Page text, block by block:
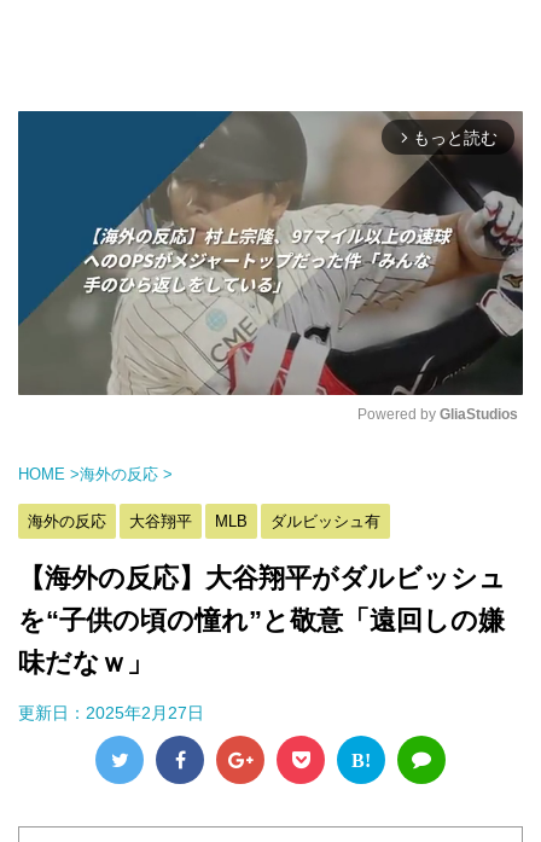
arrow_forward_ios もっと読む
Powered by GliaStudios
HOME >海外の反応 >
海外の反応 大谷翔平 MLB ダルビッシュ有
【海外の反応】大谷翔平がダルビッシュ
を“子供の頃の憧れ”と敬意「遠回しの嫌
味だなｗ」
更新日： 2025年2月27日
B!